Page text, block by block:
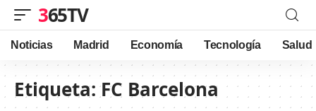
365TV
Noticias Madrid Economía Tecnología Salud
Etiqueta:FC Barcelona